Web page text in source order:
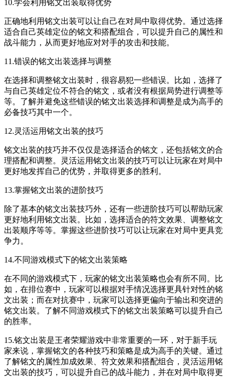
10.学会利用铭文出装取得优势
正确地利用铭文出装可以让自己在对局中取得优势。通过选择
适合自己英雄定位的铭文和搭配组合，可以提升自己的属性和
战斗能力，从而更好地应对对手的攻击和技能。
11.错误的铭文出装选择与调整
在选择和调整铭文出装时，很容易犯一些错误。比如，选择了
与自己英雄定位不符合的铭文，或者没有根据局势进行调整等
等。了解并避免这些错误的铭文出装选择和调整是成为高手的
必备技巧其中一个。
12.灵活运用铭文出装的技巧
铭文出装的技巧并不仅仅是选择适合的铭文，还包括铭文的合
理搭配和调整。灵活运用铭文出装的技巧可以让玩家在对局中
更好地发挥自己的优势，并取得更多的胜利。
13.掌握铭文出装的进阶技巧
除了基本的铭文出装技巧外，还有一些进阶技巧可以帮助玩家
更好地利用铭文出装。比如，选择适合的符文效果、调整铭文
出装顺序等等。掌握这些进阶技巧可以让玩家在对局中更具竞
争力。
14.不同游戏模式下的铭文出装策略
在不同的游戏模式下，玩家的铭文出装策略也会有所不同。比
如，在排位赛中，玩家可以根据对手情况选择更具针对性的铭
文出装；而在对抗赛中，玩家可以选择更偏向于输出和突进的
铭文出装。了解不同游戏模式下的铭文出装策略可以提升自己
的胜率。
15.铭文出装是王者荣耀游戏中非常重要的一环，对于新手玩
家来说，掌握铭文的各种技巧和策略是成为高手的关键。通过
了解铭文的属性加成效果、符文效果和搭配组合，灵活运用铭
文出装的技巧，可以提升自己的战斗能力，并在对局中取得更